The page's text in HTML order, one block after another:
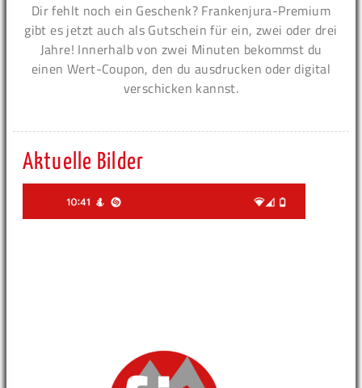
Dir fehlt noch ein Geschenk? Frankenjura-Premium
gibt es jetzt auch als Gutschein für ein, zwei oder drei
Jahre! Innerhalb von zwei Minuten bekommst du
einen Wert-Coupon, den du ausdrucken oder digital
verschicken kannst.
Aktuelle Bilder